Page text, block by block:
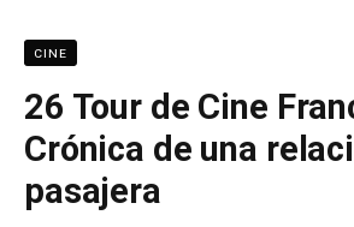
CINE
26 Tour de Cine
Crónica de una
pasajera